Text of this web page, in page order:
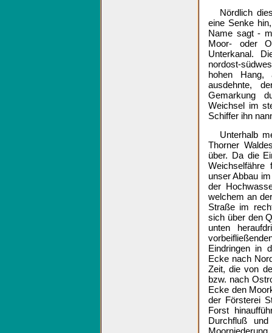
Nördlich
eine Senke
Name sagt -
Moor- oder
Unterkanal.
nordost-
hohen Hang,
ausdehnte,
Gemarkung
Weichsel im
Schiffer ihn
Unterhalb
Thorner
über. Da die
unser Abbau
der
welchem an
Straße im
sich über den
unten
Eindringen in
Ecke nach
Zeit, die von
bzw. nach
Ecke den
der Försterei
Forst
Durchfluß